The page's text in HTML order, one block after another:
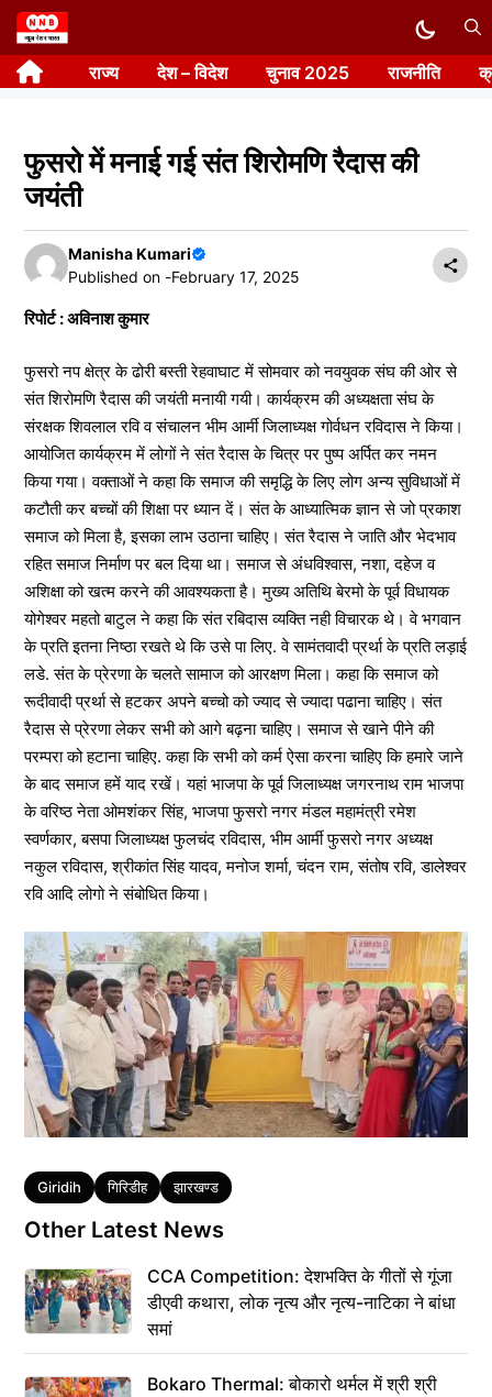
Skip
to
content राज्य देश – विदेश चुनाव 2025 राजनीति
फुसरो में मनाई गई संत शिरोमणि रैदास की
जयंती
Manisha Kumari
Published on -February 17, 2025
रिपोर्ट : अविनाश कुमार
फुसरो नप क्षेत्र के ढोरी बस्ती रेहवाघाट में सोमवार को नवयुवक संघ की ओर से
संत शिरोमणि रैदास की जयंती मनायी गयी। कार्यक्रम की अध्यक्षता संघ के
संरक्षक शिवलाल रवि व संचालन भीम आर्मी जिलाध्यक्ष गोर्वधन रविदास ने किया।
आयोजित कार्यक्रम में लोगों ने संत रैदास के चित्र पर पुष्प अर्पित कर नमन
किया गया। वक्ताओं ने कहा कि समाज की समृद्धि के लिए लोग अन्य सुविधाओं में
कटौती कर बच्चों की शिक्षा पर ध्यान दें। संत के आध्यात्मिक ज्ञान से जो प्रकाश
समाज को मिला है, इसका लाभ उठाना चाहिए। संत रैदास ने जाति और भेदभाव
रहित समाज निर्माण पर बल दिया था। समाज से अंधविश्वास, नशा, दहेज व
अशिक्षा को खत्म करने की आवश्यकता है। मुख्य अतिथि बेरमो के पूर्व विधायक
योगेश्वर महतो बाटुल ने कहा कि संत रबिदास व्यक्ति नही विचारक थे। वे भगवान
के प्रति इतना निष्ठा रखते थे कि उसे पा लिए. वे सामंतवादी प्रर्था के प्रति लड़ाई
लडे. संत के प्रेरणा के चलते सामाज को आरक्षण मिला। कहा कि समाज को
रूदीवादी प्रर्था से हटकर अपने बच्चो को ज्याद से ज्यादा पढाना चाहिए। संत
रैदास से प्रेरणा लेकर सभी को आगे बढ़ना चाहिए। समाज से खाने पीने की
परम्परा को हटाना चाहिए. कहा कि सभी को कर्म ऐसा करना चाहिए कि हमारे जाने
के बाद समाज हमें याद रखें। यहां भाजपा के पूर्व जिलाध्यक्ष जगरनाथ राम भाजपा
के वरिष्ठ नेता ओमशंकर सिंह, भाजपा फुसरो नगर मंडल महामंत्री रमेश
स्वर्णकार, बसपा जिलाध्यक्ष फुलचंद रविदास, भीम आर्मी फुसरो नगर अध्यक्ष
नकुल रविदास, श्रीकांत सिंह यादव, मनोज शर्मा, चंदन राम, संतोष रवि, डालेश्वर
रवि आदि लोगो ने संबोधित किया।
Tags
Giridih गिरिडीह झारखण्ड
Other Latest News
CCA Competition: देशभक्ति के गीतों से गूंजा
डीएवी कथारा, लोक नृत्य और नृत्य-नाटिका ने बांधा
समां
Bokaro Thermal: बोकारो थर्मल में श्री श्री